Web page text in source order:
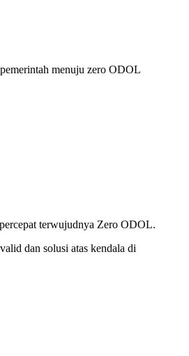
menuju zero ODOL
terwujudnya Zero ODOL.
dan solusi atas kendala di